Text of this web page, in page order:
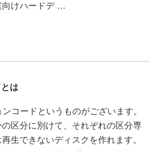
向けハードデ …
は
コードというものがございます。
区分に別けて、それぞれの区分専
生できないディスクを作れます。